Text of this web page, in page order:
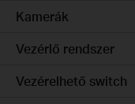
Kamerák
Vezérlő rendszer
Vezérelhető switch